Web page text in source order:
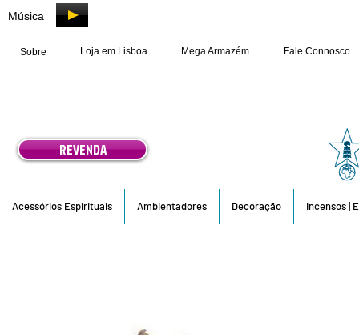
Música
Sobre Loja em Lisboa Mega Armazém Fale Connosco
REVENDA
Acessórios Espirituais Ambientadores Decoração Incensos |